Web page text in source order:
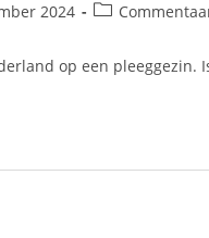
2024
op een pleeggezin.